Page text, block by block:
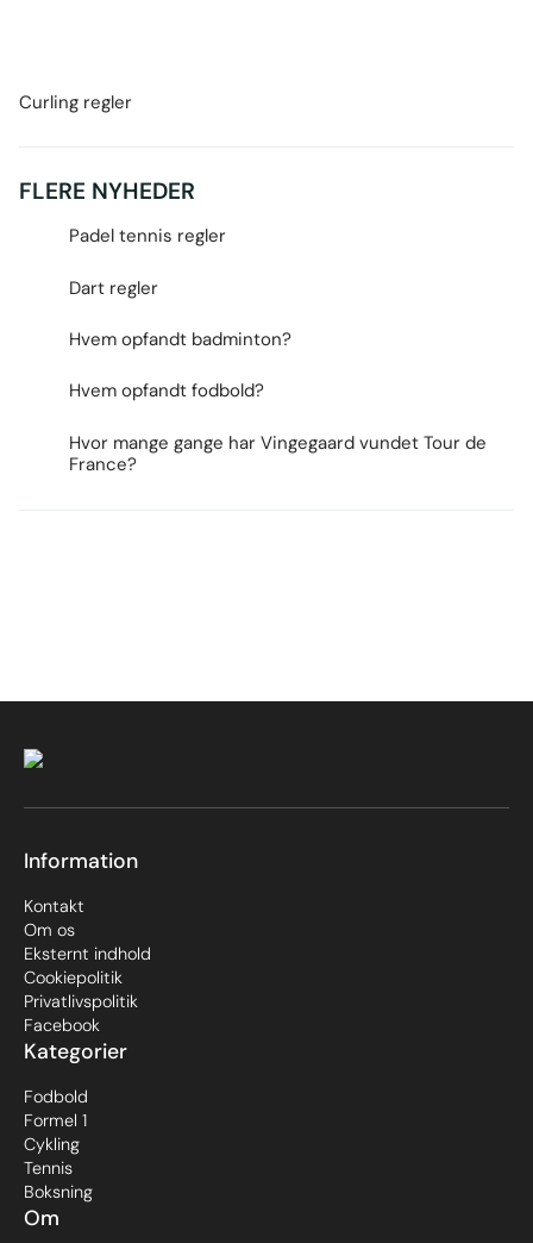
Curling regler
FLERE NYHEDER
Padel tennis regler
Dart regler
Hvem opfandt badminton?
Hvem opfandt fodbold?
Hvor mange gange har Vingegaard vundet Tour de
France?
Om
Kategorier
Fodbold
Formel 1
Cykling
Tennis
Boksning
Information
Kontakt
Om os
Eksternt indhold
Cookiepolitik
Privatlivspolitik
Facebook